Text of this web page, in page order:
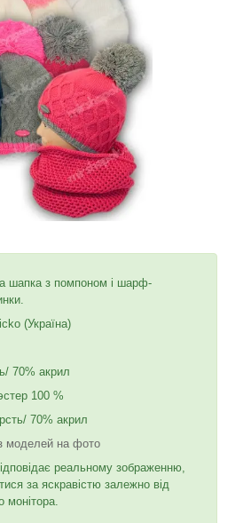
шапка з помпоном і шарф-
(Україна)
70% акрил
100 %
70% акрил
моделей на фото
реальному зображенню,
за яскравістю залежно від
монітора.